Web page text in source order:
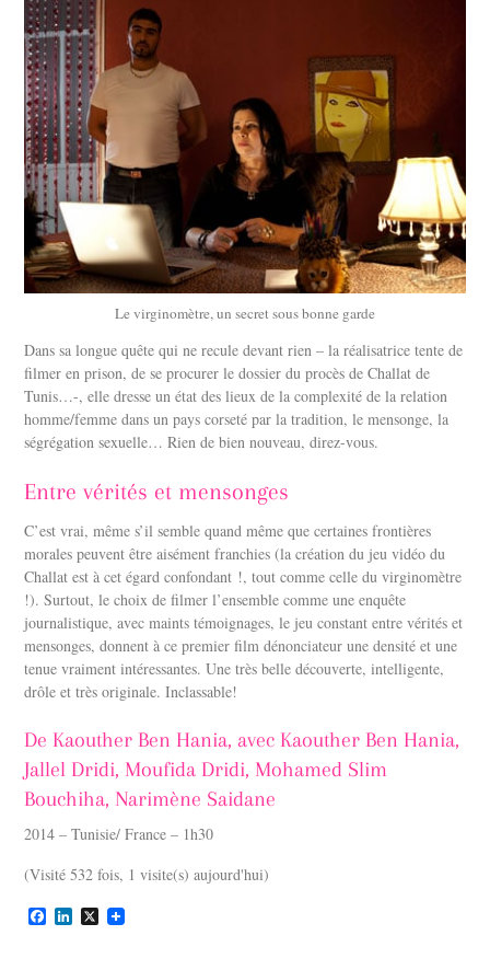
Le virginomètre, un secret sous bonne garde
Dans sa longue quête qui ne recule devant rien – la réalisatrice tente de
filmer en prison, de se procurer le dossier du procès de Challat de
Tunis…-, elle dresse un état des lieux de la complexité de la relation
homme/femme dans un pays corseté par la tradition, le mensonge, la
ségrégation sexuelle… Rien de bien nouveau, direz-vous.
Entre vérités et mensonges
C’est vrai, même s’il semble quand même que certaines frontières
morales peuvent être aisément franchies (la création du jeu vidéo du
Challat est à cet égard confondant !, tout comme celle du virginomètre
!). Surtout, le choix de filmer l’ensemble comme une enquête
journalistique, avec maints témoignages, le jeu constant entre vérités et
mensonges, donnent à ce premier film dénonciateur une densité et une
tenue vraiment intéressantes. Une très belle découverte, intelligente,
drôle et très originale. Inclassable!
De Kaouther Ben Hania, avec Kaouther Ben Hania,
Jallel Dridi, Moufida Dridi, Mohamed Slim
Bouchiha, Narimène Saidane
2014 – Tunisie/ France – 1h30
(Visité 532 fois, 1 visite(s) aujourd'hui)
F L X